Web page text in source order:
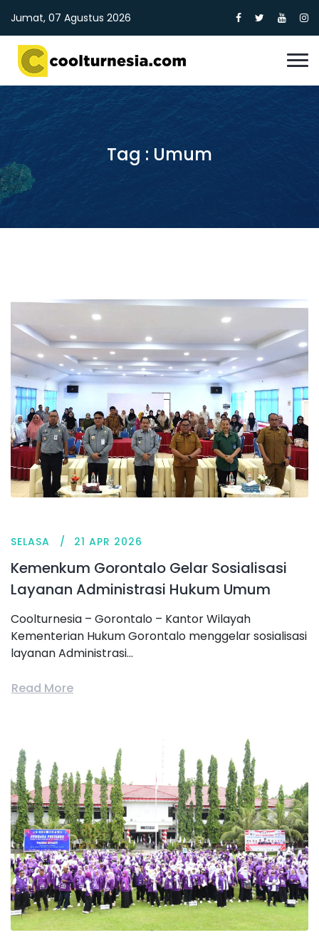
Jumat, 07 Agustus 2026
Tag : Umum
SELASA 21 APR 2026
Kemenkum Gorontalo Gelar Sosialisasi
Layanan Administrasi Hukum Umum
Coolturnesia – Gorontalo – Kantor Wilayah
Kementerian Hukum Gorontalo menggelar sosialisasi
layanan Administrasi...
Read More